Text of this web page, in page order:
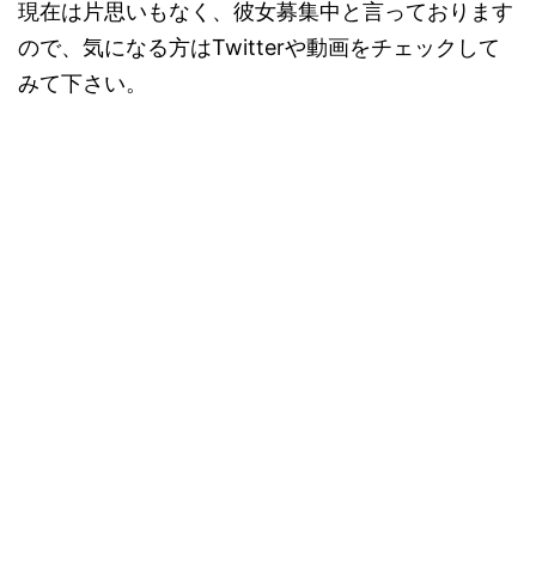
現在は片思いもなく、彼女募集中と言っております
ので、気になる方はTwitterや動画をチェックして
みて下さい。